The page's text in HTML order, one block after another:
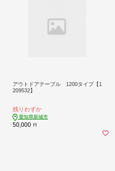
アウトドアテーブル 1200タイプ【1
209532】
残りわずか
愛知県新城市
50,000 円